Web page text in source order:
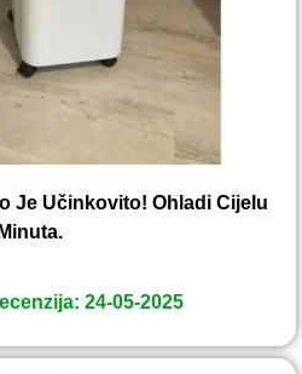
Je Učinkovito! Ohladi Cijelu
24-05-2025